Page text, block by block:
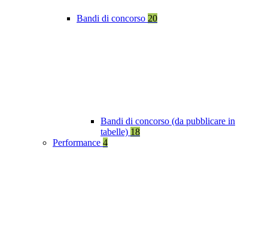
Bandi di concorso 20
Bandi di concorso (da pubblicare in
tabelle) 18
Performance 4